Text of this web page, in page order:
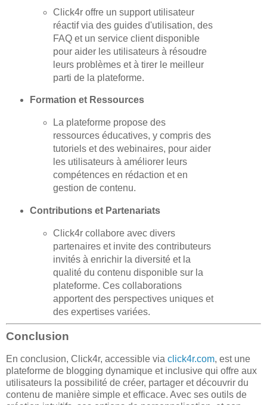
Click4r offre un support utilisateur
réactif via des guides d'utilisation, des
FAQ et un service client disponible
pour aider les utilisateurs à résoudre
leurs problèmes et à tirer le meilleur
parti de la plateforme.
Formation et Ressources
La plateforme propose des
ressources éducatives, y compris des
tutoriels et des webinaires, pour aider
les utilisateurs à améliorer leurs
compétences en rédaction et en
gestion de contenu.
Contributions et Partenariats
Click4r collabore avec divers
partenaires et invite des contributeurs
invités à enrichir la diversité et la
qualité du contenu disponible sur la
plateforme. Ces collaborations
apportent des perspectives uniques et
des expertises variées.
Conclusion
En conclusion, Click4r, accessible via click4r.com, est une
plateforme de blogging dynamique et inclusive qui offre aux
utilisateurs la possibilité de créer, partager et découvrir du
contenu de manière simple et efficace. Avec ses outils de